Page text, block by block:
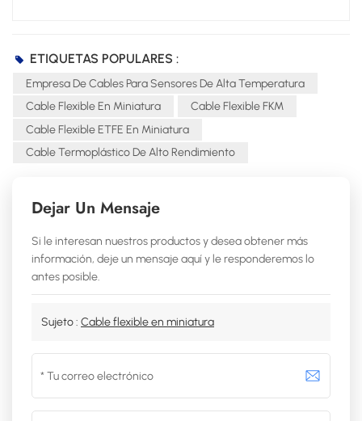
ETIQUETAS POPULARES :
Empresa De Cables Para Sensores De Alta Temperatura
Cable Flexible En Miniatura
Cable Flexible FKM
Cable Flexible ETFE En Miniatura
Cable Termoplástico De Alto Rendimiento
Dejar Un Mensaje
Si le interesan nuestros productos y desea obtener más
información, deje un mensaje aquí y le responderemos lo
antes posible.
Sujeto : Cable flexible en miniatura